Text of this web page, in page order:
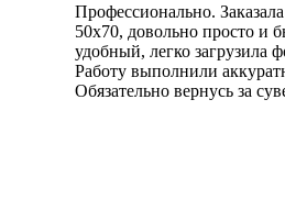
Профессионально.
50х70, довольно просто и
удобный, легко загрузила
Работу выполнили
Обязательно вернусь за